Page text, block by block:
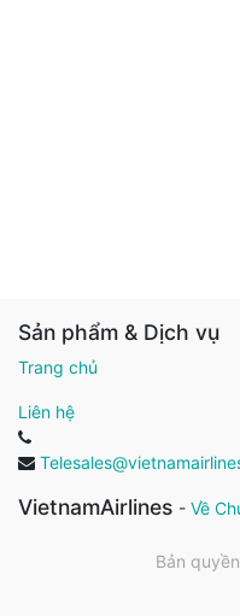
Sản phẩm & Dịch vụ
Trang chủ
Liên hệ
VietnamAirlines - Về
Bản